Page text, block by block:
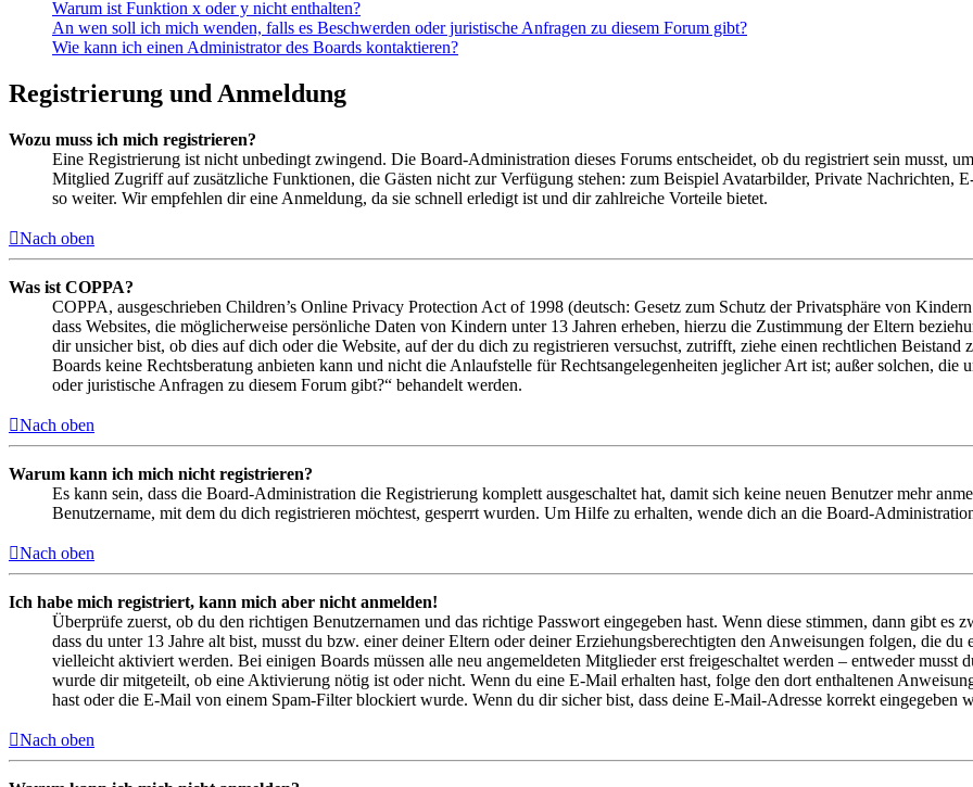
Warum ist Funktion x oder y nicht enthalten?
An wen soll ich mich wenden, falls es Beschwerden oder juristische Anfragen zu diesem Forum gibt?
Wie kann ich einen Administrator des Boards kontaktieren?
Registrierung und Anmeldung
Wozu muss ich mich registrieren?
Eine Registrierung ist nicht unbedingt zwingend. Die Board-Administration dieses Forums entscheidet, ob du registriert sein musst,
Mitglied Zugriff auf zusätzliche Funktionen, die Gästen nicht zur Verfügung stehen: zum Beispiel Avatarbilder, Private Nachrichten,
so weiter. Wir empfehlen dir eine Anmeldung, da sie schnell erledigt ist und dir zahlreiche Vorteile bietet.
Nach oben
Was ist COPPA?
COPPA, ausgeschrieben Children’s Online Privacy Protection Act of 1998 (deutsch: Gesetz zum Schutz der Privatsphäre von
dass Websites, die möglicherweise persönliche Daten von Kindern unter 13 Jahren erheben, hierzu die Zustimmung der Eltern
dir unsicher bist, ob dies auf dich oder die Website, auf der du dich zu registrieren versuchst, zutrifft, ziehe einen rechtlichen
Boards keine Rechtsberatung anbieten kann und nicht die Anlaufstelle für Rechtsangelegenheiten jeglicher Art ist; außer solchen,
oder juristische Anfragen zu diesem Forum gibt?“ behandelt werden.
Nach oben
Warum kann ich mich nicht registrieren?
Es kann sein, dass die Board-Administration die Registrierung komplett ausgeschaltet hat, damit sich keine neuen Benutzer mehr
Benutzername, mit dem du dich registrieren möchtest, gesperrt wurden. Um Hilfe zu erhalten, wende dich an die Board-
Nach oben
Ich habe mich registriert, kann mich aber nicht anmelden!
Überprüfe zuerst, ob du den richtigen Benutzernamen und das richtige Passwort eingegeben hast. Wenn diese stimmen, dann gibt es
dass du unter 13 Jahre alt bist, musst du bzw. einer deiner Eltern oder deiner Erziehungsberechtigten den Anweisungen folgen, die
vielleicht aktiviert werden. Bei einigen Boards müssen alle neu angemeldeten Mitglieder erst freigeschaltet werden – entweder musst
wurde dir mitgeteilt, ob eine Aktivierung nötig ist oder nicht. Wenn du eine E-Mail erhalten hast, folge den dort enthaltenen
hast oder die E-Mail von einem Spam-Filter blockiert wurde. Wenn du dir sicher bist, dass deine E-Mail-Adresse korrekt eingegeben
Nach oben